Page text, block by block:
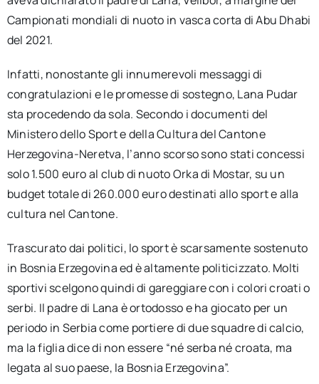
Campionati mondiali di nuoto in vasca corta di Abu Dhabi
del 2021.
Infatti, nonostante gli innumerevoli messaggi di
congratulazioni e le promesse di sostegno, Lana Pudar
sta procedendo da sola. Secondo i documenti del
Ministero dello Sport e della Cultura del Cantone
Herzegovina-Neretva, l’anno scorso sono stati concessi
solo 1.500 euro al club di nuoto Orka di Mostar, su un
budget totale di 260.000 euro destinati allo sport e alla
cultura nel Cantone.
Trascurato dai politici, lo sport è scarsamente sostenuto
in Bosnia Erzegovina ed è altamente politicizzato. Molti
sportivi scelgono quindi di gareggiare con i colori croati o
serbi. Il padre di Lana è ortodosso e ha giocato per un
periodo in Serbia come portiere di due squadre di calcio,
ma la figlia dice di non essere “né serba né croata, ma
legata al suo paese, la Bosnia Erzegovina”.